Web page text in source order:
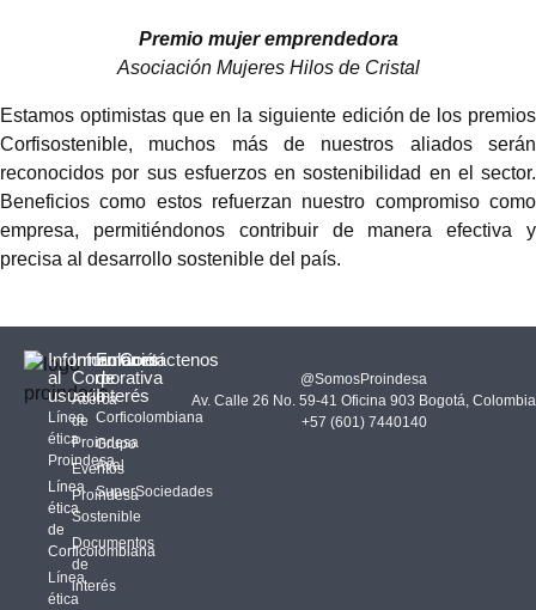
Premio mujer emprendedora
Asociación Mujeres Hilos de Cristal
Estamos optimistas que en la siguiente edición de los premios
Corfisostenible, muchos más de nuestros aliados serán
reconocidos por sus esfuerzos en sostenibilidad en el sector.
Beneficios como estos refuerzan nuestro compromiso como
empresa, permitiéndonos contribuir de manera efectiva y
precisa al desarrollo sostenible del país.
Información
al
usuario
Línea
ética
Proindesa
Línea
ética
de
Corficolombiana
Línea
ética
Información
Corporativa
Acerca
de
Proindesa
Eventos
Proindesa
Sostenible
Documentos
de
interés
Enlaces
de
Interés
Corficolombiana
Grupo
Aval
SuperSociedades
Contáctenos
@SomosProindesa
Av. Calle 26 No. 59-41 Oficina 903 Bogotá, Colombia
+57 (601) 7440140